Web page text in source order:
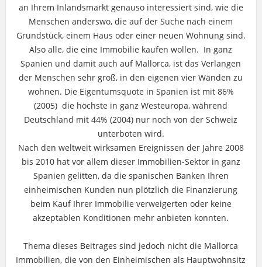
an Ihrem Inlandsmarkt genauso interessiert sind, wie die
Menschen anderswo, die auf der Suche nach einem
Grundstück, einem Haus oder einer neuen Wohnung sind.
Also alle, die eine Immobilie kaufen wollen. In ganz
Spanien und damit auch auf Mallorca, ist das Verlangen
der Menschen sehr groß, in den eigenen vier Wänden zu
wohnen. Die Eigentumsquote in Spanien ist mit 86%
(2005) die höchste in ganz Westeuropa, während
Deutschland mit 44% (2004) nur noch von der Schweiz
unterboten wird.
Nach den weltweit wirksamen Ereignissen der Jahre 2008
bis 2010 hat vor allem dieser Immobilien-Sektor in ganz
Spanien gelitten, da die spanischen Banken Ihren
einheimischen Kunden nun plötzlich die Finanzierung
beim Kauf Ihrer Immobilie verweigerten oder keine
akzeptablen Konditionen mehr anbieten konnten.
Thema dieses Beitrages sind jedoch nicht die Mallorca
Immobilien, die von den Einheimischen als Hauptwohnsitz